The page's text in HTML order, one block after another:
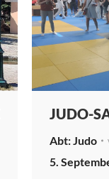
JUDO-
Judo
5.